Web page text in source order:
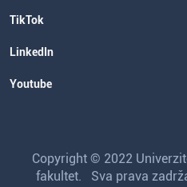
TikTok
LinkedIn
Youtube
Copyright © 2022
fakultet. Sva prava